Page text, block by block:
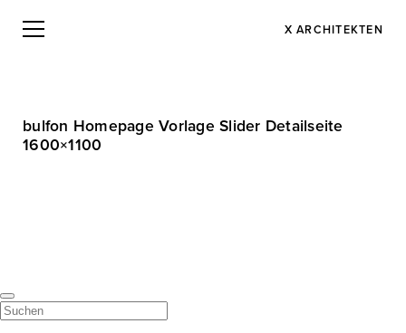
X ARCHITEKTEN
bulfon Homepage Vorlage Slider Detailseite
1600×1100